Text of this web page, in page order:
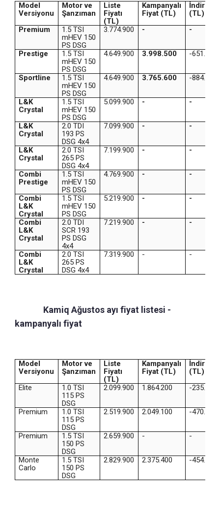
Model
Versiyonu
Motor ve
Şanzıman
Liste
Fiyatı
(TL)
Kampanyalı
Fiyat (TL)
İndirim
(TL)
Premium
1.5 TSI
mHEV 150
PS DSG
3.774.900 - -
Prestige
1.5 TSI
mHEV 150
PS DSG
4.649.900 3.998.500 -651.400
Sportline
1.5 TSI
mHEV 150
PS DSG
4.649.900 3.765.600 -884.300
L&K
Crystal
1.5 TSI
mHEV 150
PS DSG
5.099.900 - -
L&K
Crystal
2.0 TDI
193 PS
DSG 4x4
7.099.900 - -
L&K
Crystal
2.0 TSI
265 PS
DSG 4x4
7.199.900 - -
Combi
Prestige
1.5 TSI
mHEV 150
PS DSG
4.769.900 - -
Combi
L&K
Crystal
1.5 TSI
mHEV 150
PS DSG
5.219.900 - -
Combi
L&K
Crystal
2.0 TDI
SCR 193
PS DSG
4x4
7.219.900 - -
Combi
L&K
Crystal
2.0 TSI
265 PS
DSG 4x4
7.319.900 - -
Kamiq Ağustos ayı fiyat listesi -
kampanyalı fiyat
Model
Versiyonu
Motor ve
Şanzıman
Liste
Fiyatı
(TL)
Kampanyalı
Fiyat (TL)
İndirim
(TL)
Elite
1.0 TSI
115 PS
DSG
2.099.900 1.864.200 -235.700
Premium
1.0 TSI
115 PS
DSG
2.519.900 2.049.100 -470.800
Premium
1.5 TSI
150 PS
DSG
2.659.900 - -
Monte
Carlo
1.5 TSI
150 PS
DSG
2.829.900 2.375.400 -454.500